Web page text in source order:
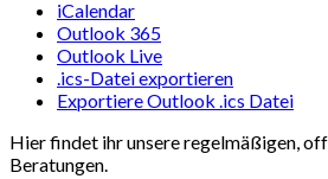
iCalendar
Outlook 365
Outlook Live
.ics-Datei exportieren
Exportiere Outlook .ics Datei
Hier findet ihr unsere regelmäßigen,
Beratungen.